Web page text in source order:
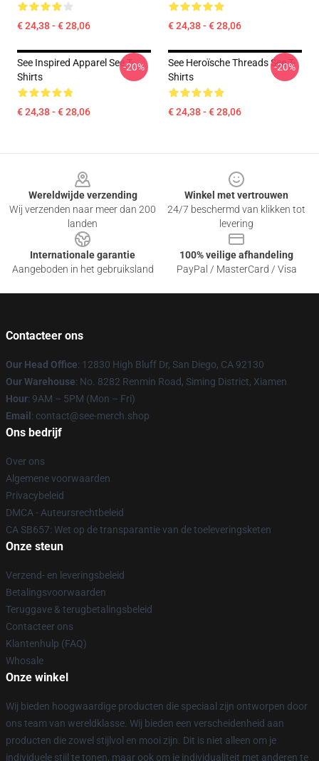
€ 24,38 - € 28,06 € 24,38 - € 28,06
See Inspired Apparel See T-
Shirts
€ 24,38 - € 28,06
-20%
See Heroïsche Threads See T-
Shirts
€ 24,38 - € 28,06
-20%
Wereldwijde verzending
Wij verzenden naar meer dan 200
landen
Winkel met vertrouwen
24/7 beschermd van klikken tot
levering
Internationale garantie
Aangeboden in het gebruiksland
100% veilige afhandeling
PayPal / MasterCard / Visa
Contacteer ons
Our Head Office: 12830 High Bluff Dr, San Diego, CA 92130
Our Warehouse: No. 8282 Renmin Road, Siming District, Xiamen
Hour: 9AM – 5PM (Mon – Fri)
Email : contact@see-merch.shop
Ons bedrijf
Over ons
Algemene voorwaarden
Privacybeleid
DMCA - Auteursrechtbeleid
CA SB657: Wet op de transparantie van de toeleveringsketen
Onze steun
Verzend- en leveringsbeleid
Betalingsvoorwaarden
Teruggave & terugbetalingsbeleid
Contacteer ons
Klantenhulp (FAQ)
Whosale
Onze winkel
Wij bieden hoogwaardige producten die speciaal zijn ontworpen door
ons team van wereldklasse. Wij bieden een verscheidenheid aan
producten die zowel stijlvol en mooi zijn. Dit is niet alleen om je
individuele stijl te tonen, maar ook om je individualiteit met anderen te